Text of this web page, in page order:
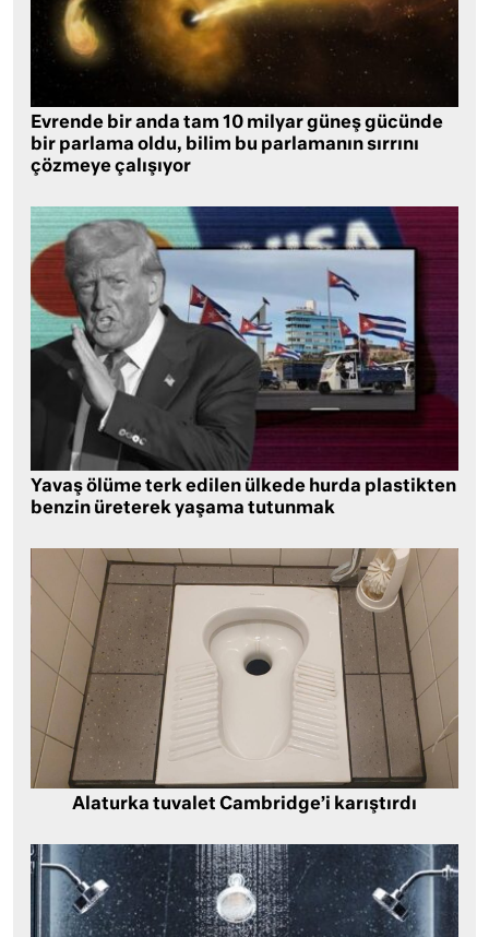
Evrende bir anda tam 10 milyar güneş gücünde
bir parlama oldu, bilim bu parlamanın sırrını
çözmeye çalışıyor
Yavaş ölüme terk edilen ülkede hurda plastikten
benzin üreterek yaşama tutunmak
Alaturka tuvalet Cambridge’i karıştırdı